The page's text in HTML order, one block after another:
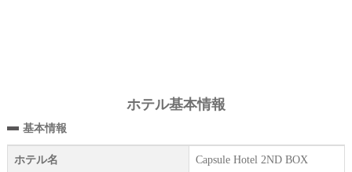
ホテル基本情報
基本情報
ホテル名 Capsule Hotel 2ND BOX